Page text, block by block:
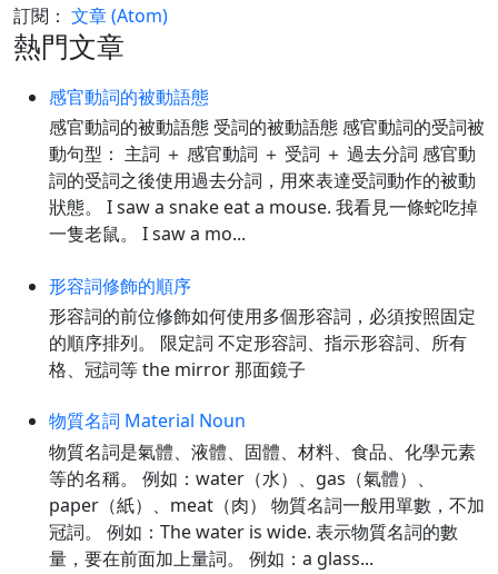
訂閱： 文章 (Atom)
熱門文章
感官動詞的被動語態
感官動詞的被動語態 受詞的被動語態 感官動詞的受詞被
動句型： 主詞 ＋ 感官動詞 ＋ 受詞 ＋ 過去分詞 感官動
詞的受詞之後使用過去分詞，用來表達受詞動作的被動
狀態。 I saw a snake eat a mouse. 我看見一條蛇吃掉
一隻老鼠。 I saw a mo...
形容詞修飾的順序
形容詞的前位修飾如何使用多個形容詞，必須按照固定
的順序排列。 限定詞 不定形容詞、指示形容詞、所有
格、冠詞等 the mirror 那面鏡子
物質名詞 Material Noun
物質名詞是氣體、液體、固體、材料、食品、化學元素
等的名稱。 例如：water（水）、gas（氣體）、
paper（紙）、meat（肉） 物質名詞一般用單數，不加
冠詞。 例如：The water is wide. 表示物質名詞的數
量，要在前面加上量詞。 例如：a glass...